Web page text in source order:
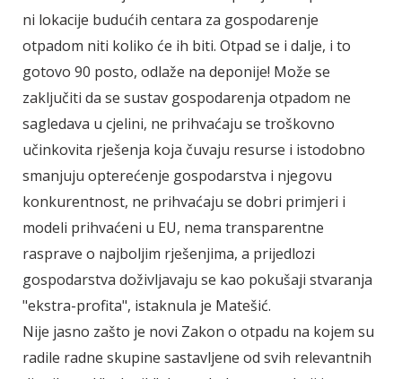
ni lokacije budućih centara za gospodarenje
otpadom niti koliko će ih biti. Otpad se i dalje, i to
gotovo 90 posto, odlaže na deponije! Može se
zaključiti da se sustav gospodarenja otpadom ne
sagledava u cjelini, ne prihvaćaju se troškovno
učinkovita rješenja koja čuvaju resurse i istodobno
smanjuju opterećenje gospodarstva i njegovu
konkurentnost, ne prihvaćaju se dobri primjeri i
modeli prihvaćeni u EU, nema transparentne
rasprave o najboljim rješenjima, a prijedlozi
gospodarstva doživljavaju se kao pokušaji stvaranja
"ekstra-profita", istaknula je Matešić.
Nije jasno zašto je novi Zakon o otpadu na kojem su
radile radne skupine sastavljene od svih relevantnih